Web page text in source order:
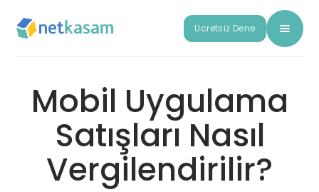
Ücretsiz Dene
Mobil Uygulama
Satışları Nasıl
Vergilendirilir?